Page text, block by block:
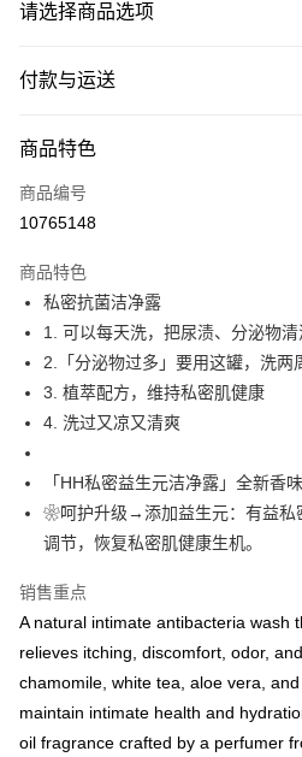
请选择商品选项
付款与运送
信用卡一次付款
Apple Pay
运送方式
国家/地区配送
商品特色
商品编号
10765148
商品特色
私密抗菌洁净露
1. 可以每天洗，把尿渍、分泌物
2.「分泌物过多」要用这罐，洗两
3. 植萃配方，维持私密肌健康
4. 洗过又凉又清爽
「HH私密益生元洁净露」全新香
❀呵护升级→添加益生元：有益私
调节，恢复私密肌健康生机。
销售重点
A natural intimate antibacteria wash
relieves itching, discomfort, odor,
chamomile, white tea, aloe vera,
maintain intimate health and
oil fragrance crafted by a perfumer